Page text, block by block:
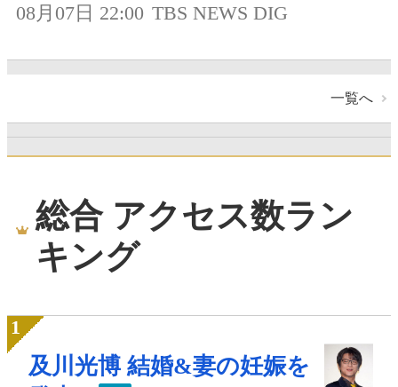
08月07日 22:00 TBS NEWS DIG
一覧へ
総合 アクセス数ラン
キング
及川光博 結婚&妻の妊娠を